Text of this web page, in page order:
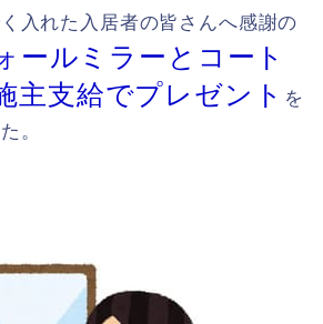
入れた入居者の皆さんへ感謝の
ールミラーとコート
主支給でプレゼント を
。